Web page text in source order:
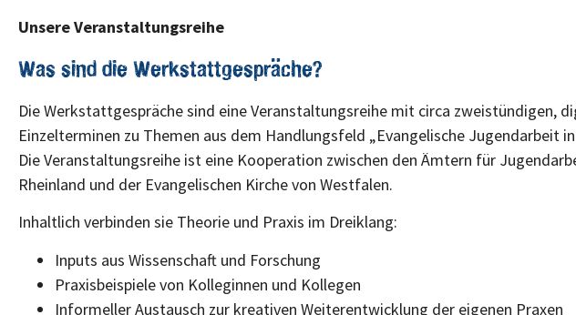
Unsere Veranstaltungsreihe
Was sind die Werkstattgespräche?
Die Werkstattgespräche sind eine Veranstaltungsreihe mit circa zweistündigen,
Einzelterminen zu Themen aus dem Handlungsfeld „Evangelische Jugendarbeit
Die Veranstaltungsreihe ist eine Kooperation zwischen den Ämtern für
Rheinland und der Evangelischen Kirche von Westfalen.
Inhaltlich verbinden sie Theorie und Praxis im Dreiklang:
Inputs aus Wissenschaft und Forschung
Praxisbeispiele von Kolleginnen und Kollegen
Informeller Austausch zur kreativen Weiterentwicklung der eigenen Praxen